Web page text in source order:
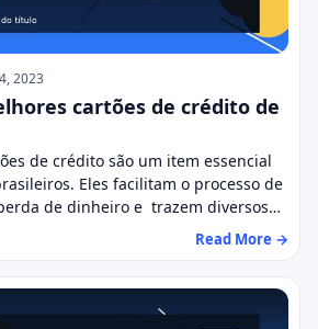
2023
cartões de crédito de
de crédito são um item essencial
Eles facilitam o processo de
de dinheiro e trazem diversos…
Read More →